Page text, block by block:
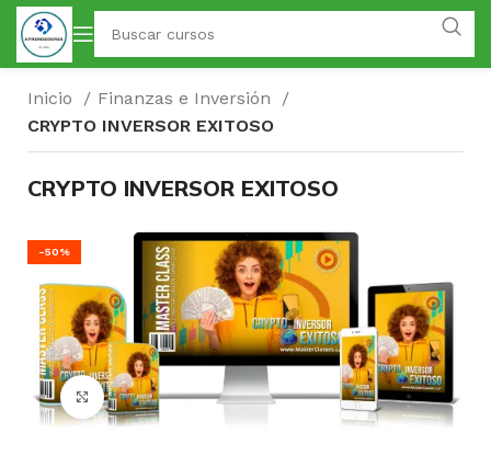
Inicio
Finanzas e Inversión
CRYPTO INVERSOR EXITOSO
CRYPTO INVERSOR EXITOSO
-50%
Click para agrandar